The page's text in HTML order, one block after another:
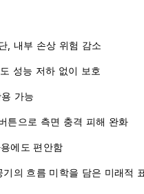
, 내부 손상 위험 감소
성능 저하 없이 보호
가능
튼으로 측면 충격 피해 완화
에도 편안함
의 흐름 미학을 담은 미래적